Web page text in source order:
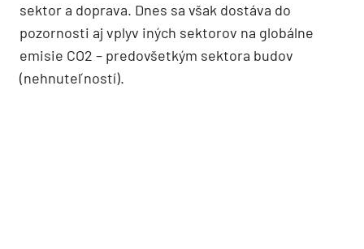
sektor a doprava. Dnes sa však dostáva do
pozornosti aj vplyv iných sektorov na globálne
emisie CO2 – predovšetkým sektora budov
(nehnuteľností).